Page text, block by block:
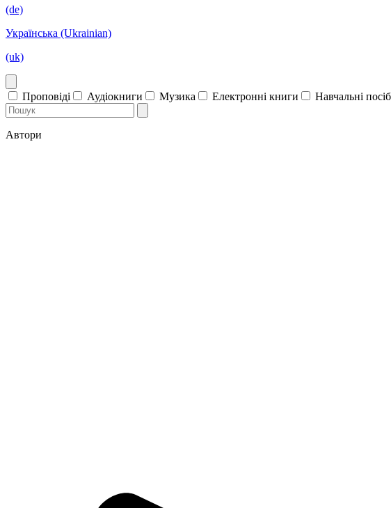
(de)
Українська (Ukrainian)
(uk)
Проповіді Аудіокниги Музика Електронні книги Навчальні
Автори